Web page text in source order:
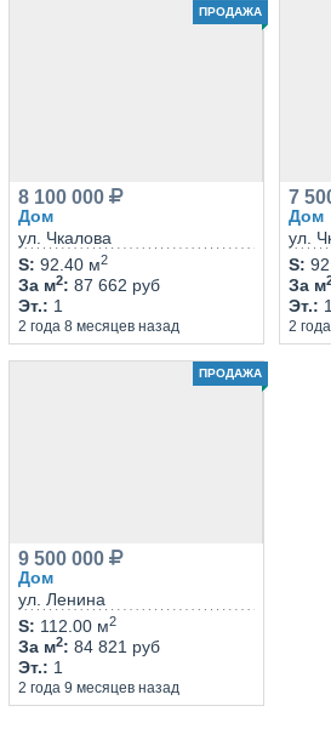
ПРОДАЖА
Дом
ул. Чкалова
8 100 000
Эт.: 1
2 года 8 месяцев назад
S: 92.40 м2
За м2: 87 662 руб
Дом
ул.
7
Эт.: 1
2
S:
За м
ПРОДАЖА
Дом
ул. Ленина
9 500 000
Эт.: 1
2 года 9 месяцев назад
S: 112.00 м2
За м2: 84 821 руб